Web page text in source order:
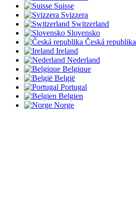
Suisse
Svizzera
Switzerland
Slovensko
Česká republika
Ireland
Nederland
Belgique
België
Portugal
Belgien
Norge